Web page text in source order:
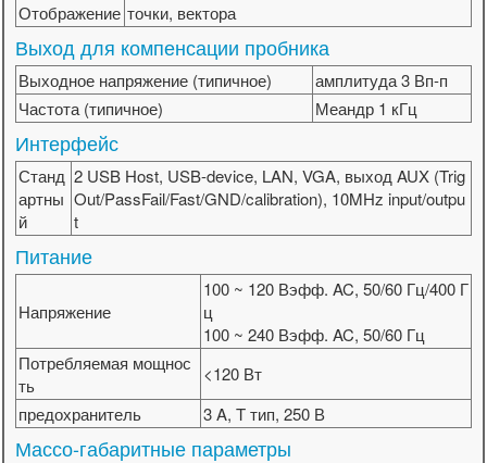
Отображение точки, вектора
Выход для компенсации пробника
Выходное напряжение (типичное)
амплитуда 3 Вп-п
Частота (типичное)
Меандр 1 кГц
Интерфейс
Станд
артны
й
2 USB Host, USB-device, LAN, VGA, выход AUX (Trig
Out/PassFail/Fast/GND/calibration), 10MHz input/outpu
t
Питание
Напряжение
100 ~ 120 Вэфф. AC, 50/60 Гц/400 Г
ц
100 ~ 240 Вэфф. AC, 50/60 Гц
Потребляемая мощнос
ть
<120 Вт
предохранитель
3 A, T тип, 250 В
Массо-габаритные параметры